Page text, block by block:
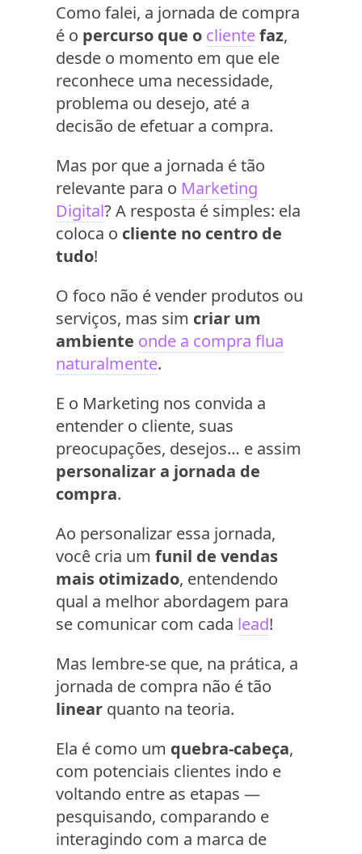
Como falei, a jornada de compra
é o percurso que o clientefaz,
desde o momento em que ele
reconhece uma necessidade,
problema ou desejo, até a
decisão de efetuar a compra.
Mas por que a jornada é tão
relevante para o Marketing
Digital? A resposta é simples: ela
coloca o cliente no centro de
tudo!
O foco não é vender produtos ou
serviços, mas sim criar um
ambiente onde a compra flua
naturalmente.
E o Marketing nos convida a
entender o cliente, suas
preocupações, desejos… e assim
personalizar a jornada de
compra.
Ao personalizar essa jornada,
você cria um funil de vendas
mais otimizado, entendendo
qual a melhor abordagem para
se comunicar com cada lead!
Mas lembre-se que, na prática, a
jornada de compra não é tão
linear quanto na teoria.
Ela é como um quebra-cabeça,
com potenciais clientes indo e
voltando entre as etapas —
pesquisando, comparando e
interagindo com a marca de